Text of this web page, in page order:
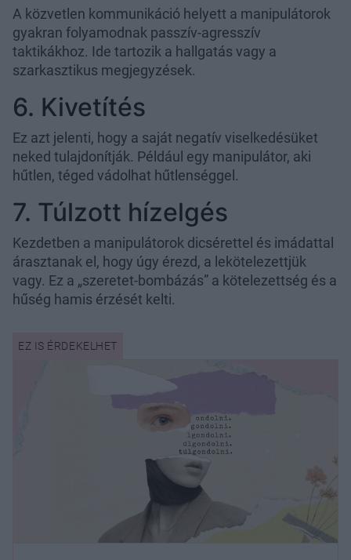
A közvetlen kommunikáció helyett a manipulátorok
gyakran folyamodnak passzív-agresszív
taktikákhoz. Ide tartozik a hallgatás vagy a
szarkasztikus megjegyzések.
6. Kivetítés
Ez azt jelenti, hogy a saját negatív viselkedésüket
neked tulajdonítják. Például egy manipulátor, aki
hűtlen, téged vádolhat hűtlenséggel.
7. Túlzott hízelgés
Kezdetben a manipulátorok dicsérettel és imádattal
árasztanak el, hogy úgy érezd, a lekötelezettjük
vagy. Ez a „szeretet-bombázás” a kötelezettség és a
hűség hamis érzését kelti.